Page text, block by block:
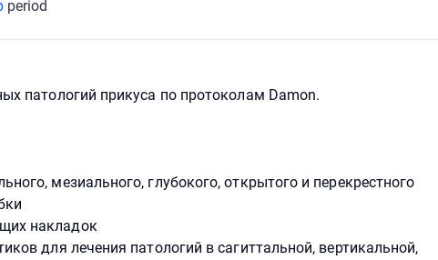
period
патологий прикуса по протоколам Damon.
мезиального, глубокого, открытого и перекрестного
накладок
для лечения патологий в сагиттальной, вертикальной,